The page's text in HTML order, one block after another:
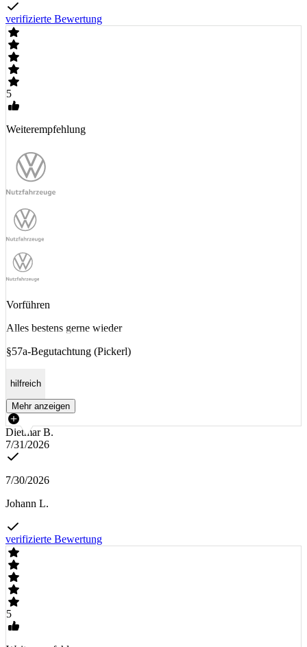
verifizierte Bewertung
5
Weiterempfehlung
Vorführen
Alles bestens gerne wieder
§57a-Begutachtung (Pickerl)
hilfreich
Mehr anzeigen
Dietmar B.
7/31/2026
7/30/2026
Johann L.
verifizierte Bewertung
5